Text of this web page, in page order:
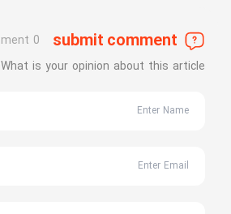
submit comment
0 Comment
What is your opinion about this article?